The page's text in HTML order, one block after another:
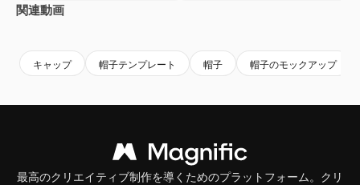
関連動画
キャップ 帽子テンプレート 帽子 帽子のモックアップ
最高のクリエイティブ制作を導くためのプラットフォーム。クリ